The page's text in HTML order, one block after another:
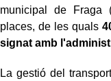
municipal de Fraga
places, de les quals
signat amb
La gestió del